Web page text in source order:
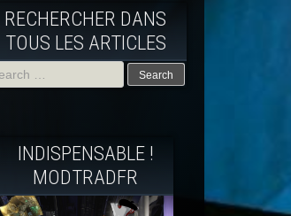
RECHERCHER DANS
TOUS LES ARTICLES
INDISPENSABLE !
MODTRADFR